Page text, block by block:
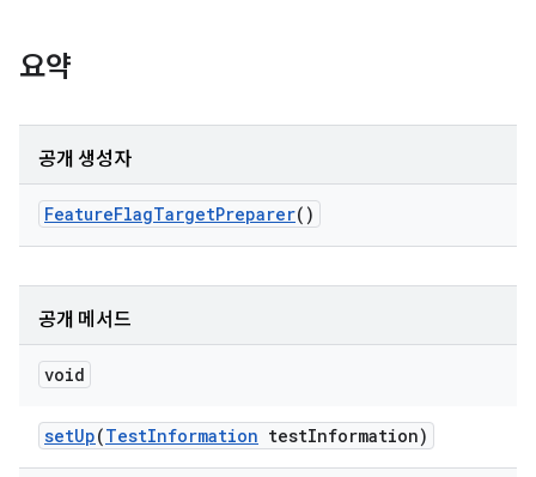
요약
공개 생성자
FeatureFlagTargetPreparer()
공개 메서드
void
setUp(TestInformation testInformation)